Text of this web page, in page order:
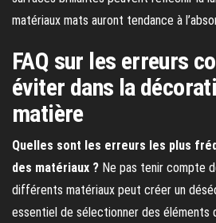
matériaux mats auront tendance à
FAQ sur les erreurs
éviter dans la
matière
Quelles sont les erreurs les plus
des matériaux ? Ne pas tenir compte
différents matériaux peut créer un
essentiel de sélectionner des éléments